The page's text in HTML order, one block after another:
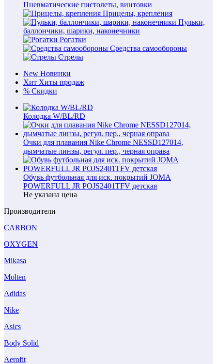
Пневматические пистолеты, винтовки
Прицелы, крепления
Пульки,
баллончики, шарики, наконечники
Рогатки
Средства самообороны
Стрелы
New Новинки
Хит Хиты продаж
% Скидки
Колодка W/BL/RD
Очки для плавания Nike Chrome NESSD127014,
дымчатые линзы, регул. пер., черная оправа
Обувь футбольная для иск. покрытий JOMA
POWERFULL JR POJS2401TFV детская
Не указана цена
Производители
CARBON
OXYGEN
Mikasa
Molten
Adidas
Nike
Asics
Body Solid
Aerofit